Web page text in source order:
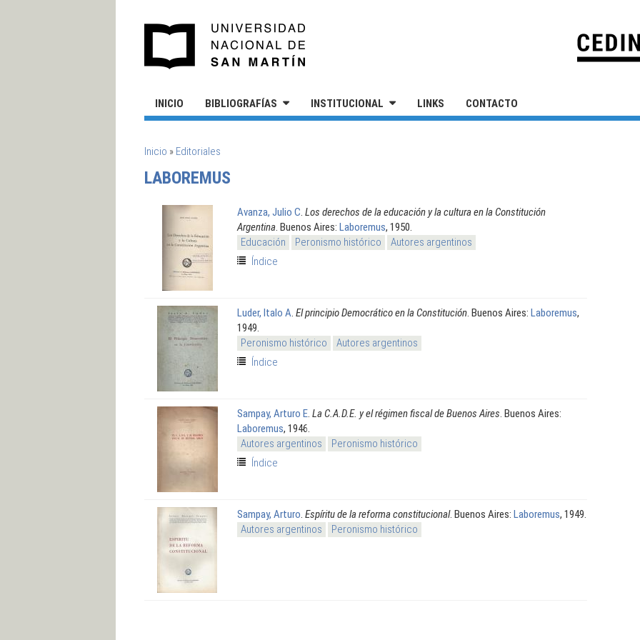
INICIO BIBLIOGRAFÍAS INSTITUCIONAL LINKS CONTACTO
SE ENCUENTRA USTED AQUÍ
Inicio » Editoriales
LABOREMUS
Avanza, Julio C Los derechos de la educación y la cultura en la Constitución
Argentina . Buenos Aires: Laboremus, 1950.
Educación
Peronismo histórico
Autores argentinos
Índice
Luder, Italo A El principio Democrático en la Constitución . Buenos Aires: Laboremus,
1949.
Peronismo histórico
Autores argentinos
Índice
Sampay, Arturo E La C.A.D.E. y el régimen fiscal de Buenos Aires . Buenos Aires:
Laboremus, 1946.
Autores argentinos
Peronismo histórico
Índice
Sampay, Arturo Espíritu de la reforma constitucional. Buenos Aires: Laboremus, 1949.
Autores argentinos
Peronismo histórico